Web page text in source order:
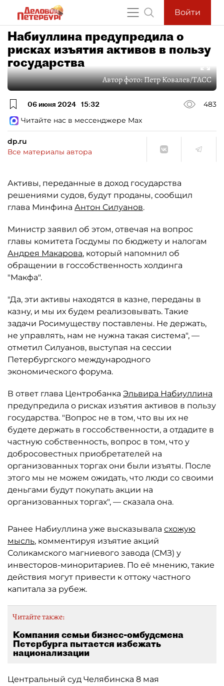
Войти
Набиуллина предупредила о
рисках изъятия активов в пользу
государства
Автор фото:Петр Ковалев/ТАСС
06 июня 2024 15:32
483
Читайте нас в мессенджере Max
dp.ru
Все материалы автора
Активы, переданные в доход государства
решениями судов, будут проданы, сообщил
глава Минфина Антон Силуанов.
Министр заявил об этом, отвечая на вопрос
главы комитета Госдумы по бюджету и налогам
Андрея Макарова, который напомнил об
обращении в госсобственность холдинга
"Макфа".
"Да, эти активы находятся в казне, переданы в
казну, и мы их будем реализовывать. Такие
задачи Росимуществу поставлены. Не держать,
не управлять, нам не нужна такая система", —
отметил Силуанов, выступая на сессии
Петербургского международного
экономического форума.
В ответ глава Центробанка Эльвира Набиуллина
предупредила о рисках изъятия активов в пользу
государства. "Вопрос не в том, что вы их не
будете держать в госсобственности, а отдадите в
частную собственность, вопрос в том, что у
добросовестных приобретателей на
организованных торгах они были изъяты. После
этого мы не можем ожидать, что люди со своими
деньгами будут покупать акции на
организованных торгах", — сказала она.
Ранее Набиуллина уже высказывала схожую
мысль, комментируя изъятие акций
Соликамского магниевого завода (СМЗ) у
инвесторов-миноритариев. По её мнению, такие
действия могут привести к оттоку частного
капитала за рубеж.
Читайте также:
Компания семьи бизнес-омбудсмена
Петербурга пытается избежать
национализации
Центральный суд Челябинска 8 мая